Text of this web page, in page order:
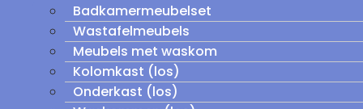
Badkamermeubelset
Wastafelmeubels
Meubels met waskom
Kolomkast (los)
Onderkast (los)